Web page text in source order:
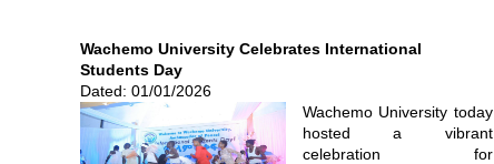
Wachemo University Celebrates International
Students Day
Dated: 01/01/2026
Wachemo University today
hosted a vibrant
celebration for